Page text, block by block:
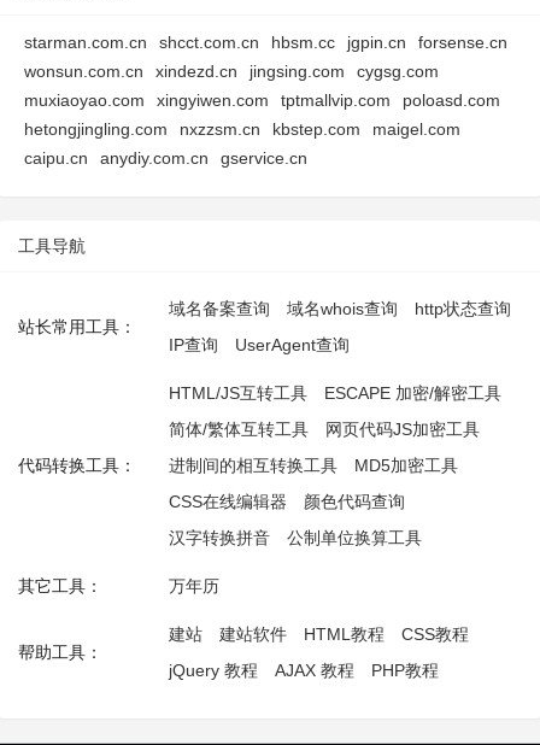
starman.com.cn shcct.com.cn hbsm.cc jgpin.cn
forsense.cn
wonsun.com.cn
xindezd.cn jingsing.com
cygsg.com
muxiaoyao.com
xingyiwen.com tptmallvip.com
poloasd.com
hetongjingling.com
nxzzsm.cn kbstep.com
maigel.com
caipu.cn
anydiy.com.cn gservice.cn
工具导航
站长常用工具：
域名备案查询 域名whois查询
http状态查询
IP查询
UserAgent查询
代码转换工具：
HTML/JS互转工具
ESCAPE 加密/解密工具
简体/繁体互转工具
网页代码JS加密工具
进制间的相互转换工具
MD5加密工具
CSS在线编辑器
颜色代码查询
汉字转换拼音
公制单位换算工具
其它工具： 万年历
帮助工具：
建站 建站软件 HTML教程
CSS教程
jQuery 教程
AJAX 教程 PHP教程